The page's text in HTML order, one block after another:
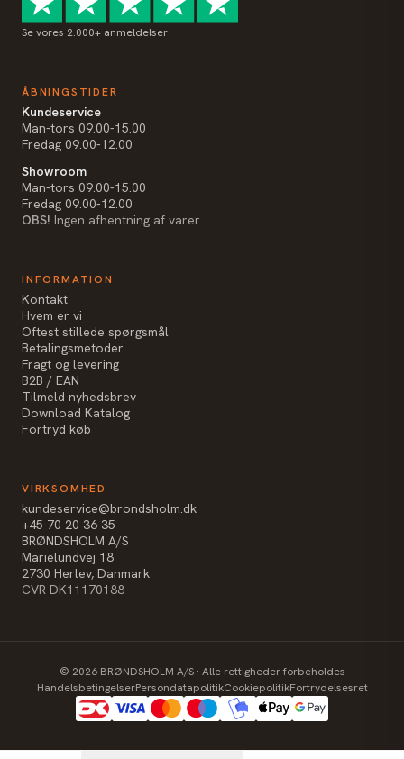
Se vores 2.000+ anmeldelser
ÅBNINGSTIDER
Kundeservice
Man-tors 09.00-15.00
Fredag 09.00-12.00
Showroom
Man-tors 09.00-15.00
Fredag 09.00-12.00
OBS! Ingen afhentning af varer
INFORMATION
Kontakt
Hvem er vi
Oftest stillede spørgsmål
Betalingsmetoder
Fragt og levering
B2B / EAN
Tilmeld nyhedsbrev
Download Katalog
Fortryd køb
VIRKSOMHED
kundeservice@brondsholm.dk
+45 70 20 36 35
BRØNDSHOLM A/S
Marielundvej 18
2730 Herlev, Danmark
CVR DK11170188
© 2026BRØNDSHOLM A/S · Alle rettigheder forbeholdes
HandelsbetingelserPersondatapolitikCookiepolitikFortrydelsesret